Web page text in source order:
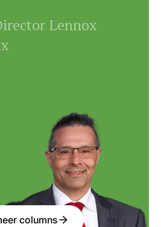
Lennox
columns